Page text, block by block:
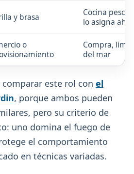
y brasa
Cocina
lo asigna ahí
o
Compra,
del mar
este rol con el
, porque ambos pueden
pero su criterio de
uno domina el fuego de
el comportamiento
en técnicas variadas.